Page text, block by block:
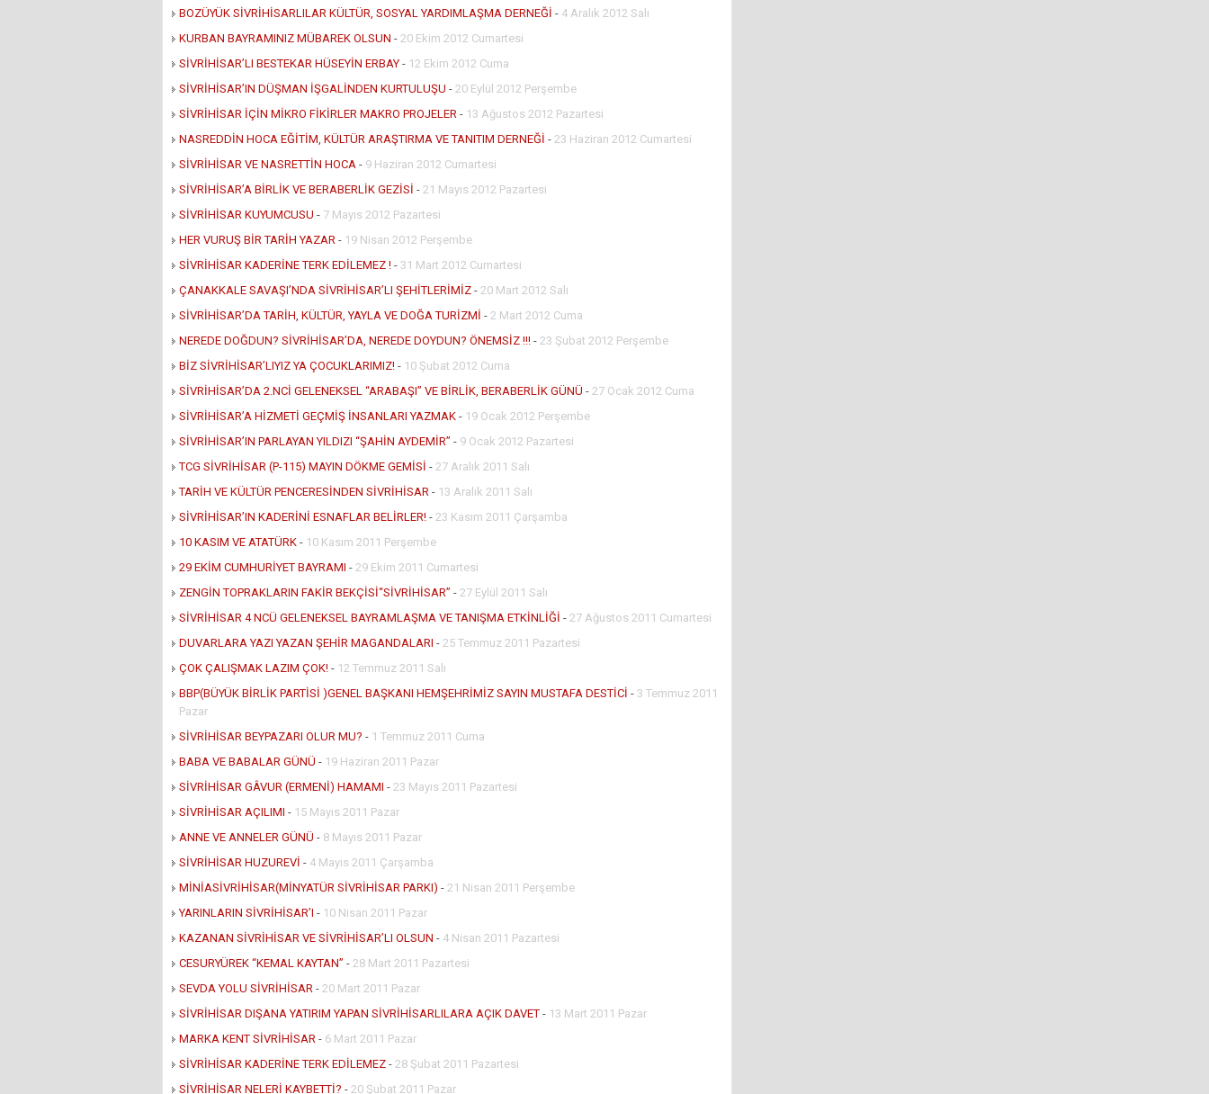
BOZÜYÜK SİVRİHİSARLILAR KÜLTÜR, SOSYAL YARDIMLAŞMA DERNEĞİ - 4 Aralık 2012 Salı
KURBAN BAYRAMINIZ MÜBAREK OLSUN - 20 Ekim 2012 Cumartesi
SİVRİHİSAR’LI BESTEKAR HÜSEYİN ERBAY - 12 Ekim 2012 Cuma
SİVRİHİSAR’IN DÜŞMAN İŞGALİNDEN KURTULUŞU - 20 Eylül 2012 Perşembe
SİVRİHİSAR İÇİN MİKRO FİKİRLER MAKRO PROJELER - 13 Ağustos 2012 Pazartesi
NASREDDİN HOCA EĞİTİM, KÜLTÜR ARAŞTIRMA VE TANITIM DERNEĞİ - 23 Haziran 2012 Cumartesi
SİVRİHİSAR VE NASRETTİN HOCA - 9 Haziran 2012 Cumartesi
SİVRİHİSAR’A BİRLİK VE BERABERLİK GEZİSİ - 21 Mayıs 2012 Pazartesi
SİVRİHİSAR KUYUMCUSU - 7 Mayıs 2012 Pazartesi
HER VURUŞ BİR TARİH YAZAR - 19 Nisan 2012 Perşembe
SİVRİHİSAR KADERİNE TERK EDİLEMEZ ! - 31 Mart 2012 Cumartesi
ÇANAKKALE SAVAŞI’NDA SİVRİHİSAR’LI ŞEHİTLERİMİZ - 20 Mart 2012 Salı
SİVRİHİSAR’DA TARİH, KÜLTÜR, YAYLA VE DOĞA TURİZMİ - 2 Mart 2012 Cuma
NEREDE DOĞDUN? SİVRİHİSAR’DA, NEREDE DOYDUN? ÖNEMSİZ !!! - 23 Şubat 2012 Perşembe
BİZ SİVRİHİSAR’LIYIZ YA ÇOCUKLARIMIZ! - 10 Şubat 2012 Cuma
SİVRİHİSAR’DA 2.NCİ GELENEKSEL “ARABAŞI” VE BİRLİK, BERABERLİK GÜNÜ - 27 Ocak 2012 Cuma
SİVRİHİSAR’A HİZMETİ GEÇMİŞ İNSANLARI YAZMAK - 19 Ocak 2012 Perşembe
SİVRİHİSAR’IN PARLAYAN YILDIZI “ŞAHİN AYDEMİR” - 9 Ocak 2012 Pazartesi
TCG SİVRİHİSAR (P-115) MAYIN DÖKME GEMİSİ - 27 Aralık 2011 Salı
TARİH VE KÜLTÜR PENCERESİNDEN SİVRİHİSAR - 13 Aralık 2011 Salı
SİVRİHİSAR’IN KADERİNİ ESNAFLAR BELİRLER! - 23 Kasım 2011 Çarşamba
10 KASIM VE ATATÜRK - 10 Kasım 2011 Perşembe
29 EKİM CUMHURİYET BAYRAMI - 29 Ekim 2011 Cumartesi
ZENGİN TOPRAKLARIN FAKİR BEKÇİSİ“SİVRİHİSAR” - 27 Eylül 2011 Salı
SİVRİHİSAR 4 NCÜ GELENEKSEL BAYRAMLAŞMA VE TANIŞMA ETKİNLİĞİ - 27 Ağustos 2011 Cumartesi
DUVARLARA YAZI YAZAN ŞEHİR MAGANDALARI - 25 Temmuz 2011 Pazartesi
ÇOK ÇALIŞMAK LAZIM ÇOK! - 12 Temmuz 2011 Salı
BBP(BÜYÜK BİRLİK PARTİSİ )GENEL BAŞKANI HEMŞEHRİMİZ SAYIN MUSTAFA DESTİCİ - 3 Temmuz 2011
Pazar
SİVRİHİSAR BEYPAZARI OLUR MU? - 1 Temmuz 2011 Cuma
BABA VE BABALAR GÜNÜ - 19 Haziran 2011 Pazar
SİVRİHİSAR GÂVUR (ERMENİ) HAMAMI - 23 Mayıs 2011 Pazartesi
SİVRİHİSAR AÇILIMI - 15 Mayıs 2011 Pazar
ANNE VE ANNELER GÜNÜ - 8 Mayıs 2011 Pazar
SİVRİHİSAR HUZUREVİ - 4 Mayıs 2011 Çarşamba
MİNİASİVRİHİSAR(MİNYATÜR SİVRİHİSAR PARKI) - 21 Nisan 2011 Perşembe
YARINLARIN SİVRİHİSAR’I - 10 Nisan 2011 Pazar
KAZANAN SİVRİHİSAR VE SİVRİHİSAR’LI OLSUN - 4 Nisan 2011 Pazartesi
CESURYÜREK “KEMAL KAYTAN” - 28 Mart 2011 Pazartesi
SEVDA YOLU SİVRİHİSAR - 20 Mart 2011 Pazar
SİVRİHİSAR DIŞANA YATIRIM YAPAN SİVRİHİSARLILARA AÇIK DAVET - 13 Mart 2011 Pazar
MARKA KENT SİVRİHİSAR - 6 Mart 2011 Pazar
SİVRİHİSAR KADERİNE TERK EDİLEMEZ - 28 Şubat 2011 Pazartesi
SİVRİHİSAR NELERİ KAYBETTİ? - 20 Şubat 2011 Pazar